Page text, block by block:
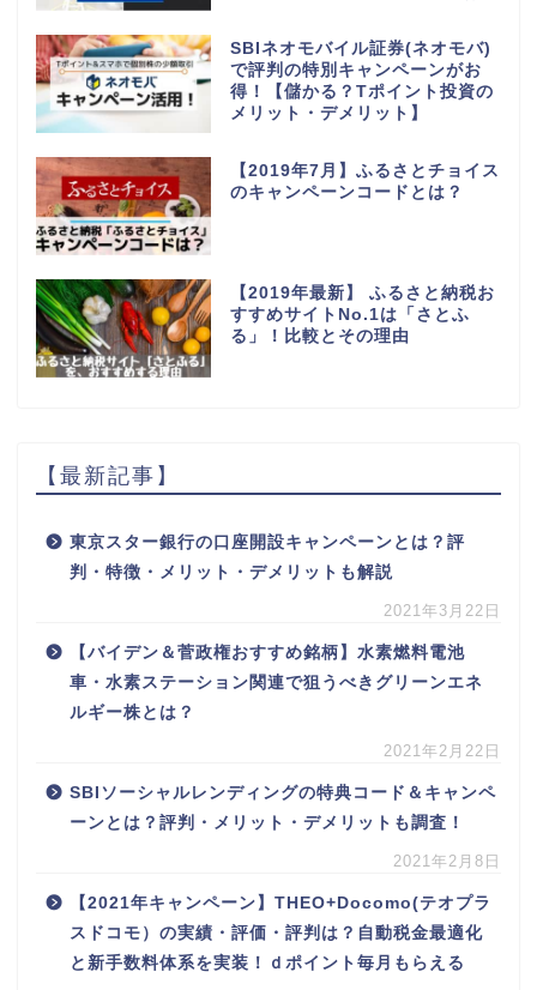
SBIネオモバイル証券(ネオモバ)
で評判の特別キャンペーンがお
得！【儲かる？Tポイント投資の
メリット・デメリット】
【2019年7月】ふるさとチョイス
のキャンペーンコードとは？
【2019年最新】 ふるさと納税お
すすめサイトNo.1は「さとふ
る」！比較とその理由
【最新記事】
東京スター銀行の口座開設キャンペーンとは？評
判・特徴・メリット・デメリットも解説
2021年3月22日
【バイデン＆菅政権おすすめ銘柄】水素燃料電池
車・水素ステーション関連で狙うべきグリーンエネ
ルギー株とは？
2021年2月22日
SBIソーシャルレンディングの特典コード＆キャンペ
ーンとは？評判・メリット・デメリットも調査！
2021年2月8日
【2021年キャンペーン】THEO+Docomo(テオプラ
スドコモ）の実績・評価・評判は？自動税金最適化
と新手数料体系を実装！ｄポイント毎月もらえる